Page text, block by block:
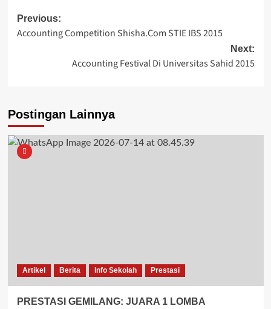
Post
navigation
Previous:
Accounting Competition Shisha.Com STIE IBS 2015
Next:
Accounting Festival Di Universitas Sahid 2015
Postingan Lainnya
Artikel Berita Info Sekolah Prestasi
PRESTASI GEMILANG: JUARA 1 LOMBA